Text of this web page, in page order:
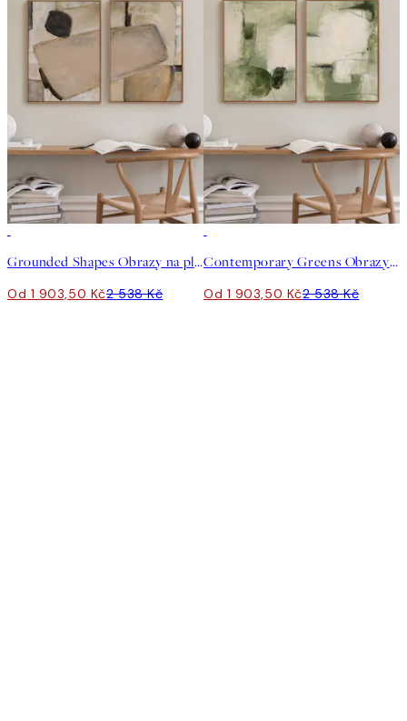
Grounded Shapes Obrazy na plátně Duo
Od 1 903,50 Kč2 538 Kč
Contemporary Greens Obrazy na plátně Duo
Od 1 903,50 Kč2 538 Kč